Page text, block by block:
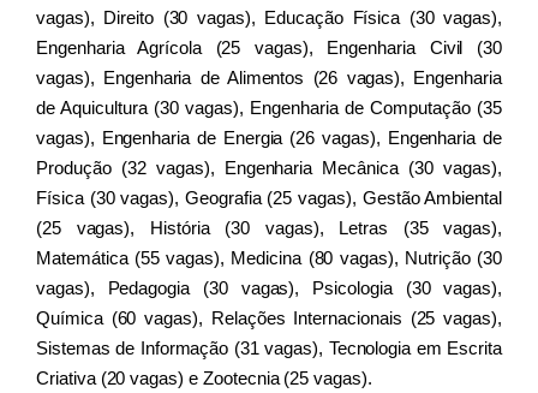
vagas), Direito (30 vagas), Educação Física (30 vagas),
Engenharia Agrícola (25 vagas), Engenharia Civil (30
vagas), Engenharia de Alimentos (26 vagas), Engenharia
de Aquicultura (30 vagas), Engenharia de Computação (35
vagas), Engenharia de Energia (26 vagas), Engenharia de
Produção (32 vagas), Engenharia Mecânica (30 vagas),
Física (30 vagas), Geografia (25 vagas), Gestão Ambiental
(25 vagas), História (30 vagas), Letras (35 vagas),
Matemática (55 vagas), Medicina (80 vagas), Nutrição (30
vagas), Pedagogia (30 vagas), Psicologia (30 vagas),
Química (60 vagas), Relações Internacionais (25 vagas),
Sistemas de Informação (31 vagas), Tecnologia em Escrita
Criativa (20 vagas) e Zootecnia (25 vagas).